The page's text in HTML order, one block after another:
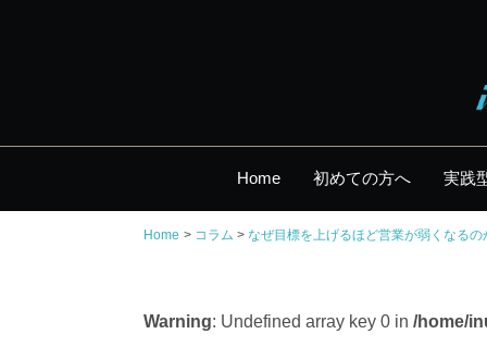
Home 初めての方へ 実践
Home コラム なぜ目標を上げるほど営業が弱くなるの
Warning: Undefined array key 0 in /home/